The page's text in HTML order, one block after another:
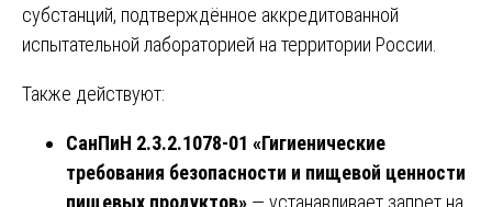
субстанций, подтверждённое аккредитованной
испытательной лабораторией на территории России.
Также действуют:
СанПиН 2.3.2.1078-01 «Гигиенические
требования безопасности и пищевой ценности
пищевых продуктов» — устанавливает запрет на